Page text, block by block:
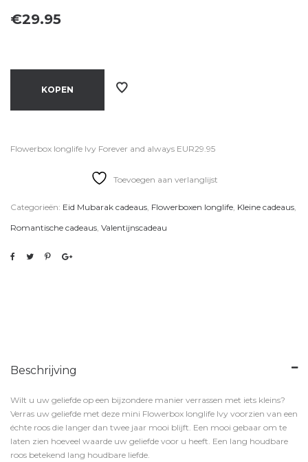
€29.95
KOPEN
Flowerbox longlife Ivy Forever and always EUR29.95
Toevoegen aan verlanglijst
Categorieën: Eid Mubarak cadeaus, Flowerboxen longlife, Kleine cadeaus,
Romantische cadeaus, Valentijnscadeau
Beschrijving
Wilt u uw geliefde op een bijzondere manier verrassen met iets kleins?
Verras uw geliefde met deze mini Flowerbox longlife Ivy voorzien van een
échte roos die langer dan twee jaar mooi blijft. Een mooi gebaar om te
laten zien hoeveel waarde uw geliefde voor u heeft. Een lang houdbare
roos betekend lang houdbare liefde.